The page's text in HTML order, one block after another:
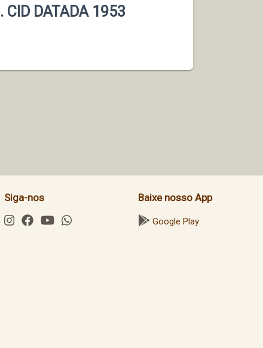
DATADA 1953
Siga-nos Baixe nosso App
Google Play